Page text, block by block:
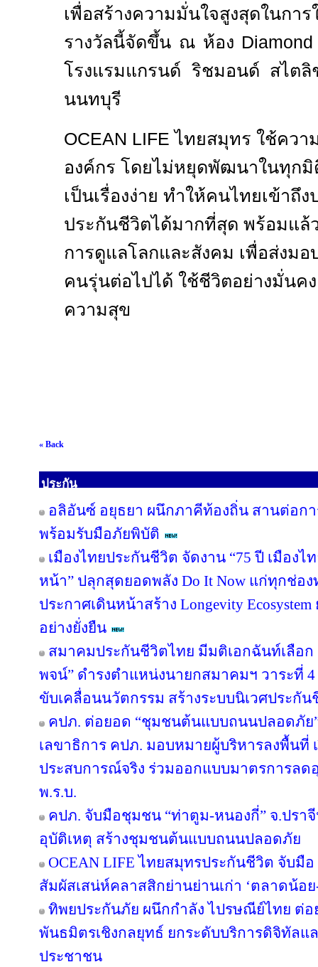
เพื่อสร้างความมั่นใจสูงสุดในกา
รางวัลนี้จัดขึ้น ณ ห้อง
โรงแรมแกรนด์ ริชมอนด์ สไต
นนทบุรี
OCEAN LIFE ไทยสมุทร ใช้คว
องค์กร โดยไม่หยุดพัฒนาในทุกมิ
เป็นเรื่องง่าย ทำให้คนไทยเข้าถึ
ประกันชีวิตได้มากที่สุด พร้อมแล้
การดูแลโลกและสังคม เพื่อส่งม
คนรุ่นต่อไปได้ ใช้ชีวิตอย่างมั่นค
ความสุข
« Back
ประกัน
อลิอันซ์ อยุธยา ผนึกภาคีท้องถิ่น สานต่อก
พร้อมรับมือภัยพิบัติ
เมืองไทยประกันชีวิต จัดงาน “75 ปี เมือง
หน้า” ปลุกสุดยอดพลัง Do It Now แก่ทุกช่อ
ประกาศเดินหน้าสร้าง Longevity
อย่างยั่งยืน
สมาคมประกันชีวิตไทย มีมติเอกฉันท์เลือ
พจน์” ดำรงตำแหน่งนายกสมาคมฯ วาระที่
ขับเคลื่อนนวัตกรรม สร้างระบบนิเวศประกัน
คปภ. ต่อยอด “ชุมชนต้นแบบถนนปลอดภัย
เลขาธิการ คปภ. มอบหมายผู้บริหารลงพื้นที่
ประสบการณ์จริง ร่วมออกแบบมาตรการลด
พ.ร.บ.
คปภ. จับมือชุมชน “ท่าตูม-หนองกี่” จ.ปรา
อุบัติเหตุ สร้างชุมชนต้นแบบถนนปลอดภัย
OCEAN LIFE ไทยสมุทรประกันชีวิต จับมือ
สัมผัสเสน่ห์คลาสสิกย่านย่านเก่า ‘ตลาดน้อย
ทิพยประกันภัย ผนึกกำลัง ไปรษณีย์ไทย ต่
พันธมิตรเชิงกลยุทธ์ ยกระดับบริการดิจิทัลแ
ประชาชน